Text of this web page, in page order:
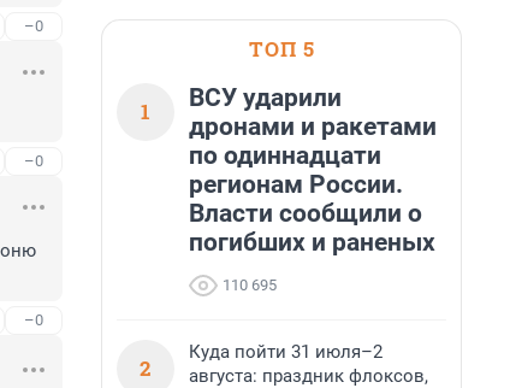
–0
–0
–0
ТОП 5
1
ВСУ ударили
дронами и ракетами
по одиннадцати
регионам России.
Власти сообщили о
погибших и раненых
110 695
2
Куда пойти 31 июля–2
августа: праздник флоксов,